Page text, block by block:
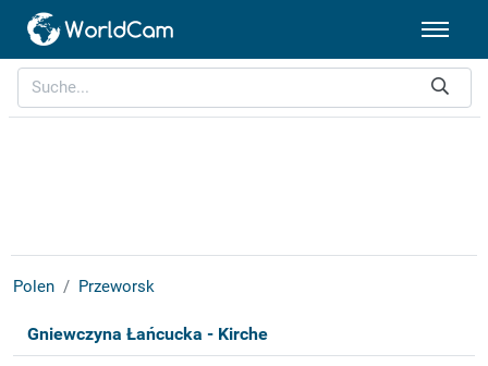
Polen Przeworsk
Gniewczyna Łańcucka - Kirche